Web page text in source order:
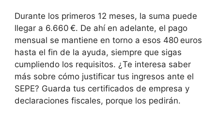
Durante los primeros 12 meses, la suma puede
llegar a 6.660 €. De ahí en adelante, el pago
mensual se mantiene en torno a esos 480 euros
hasta el fin de la ayuda, siempre que sigas
cumpliendo los requisitos. ¿Te interesa saber
más sobre cómo justificar tus ingresos ante el
SEPE? Guarda tus certificados de empresa y
declaraciones fiscales, porque los pedirán.